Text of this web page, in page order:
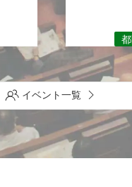
イベント一覧